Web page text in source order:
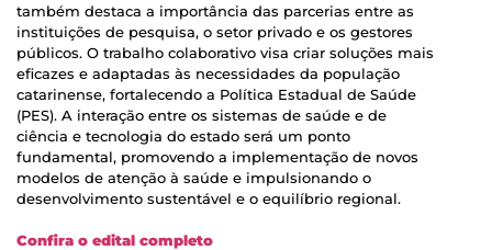
também destaca a importância das parcerias entre as
instituições de pesquisa, o setor privado e os gestores
públicos. O trabalho colaborativo visa criar soluções mais
eficazes e adaptadas às necessidades da população
catarinense, fortalecendo a Política Estadual de Saúde
(PES). A interação entre os sistemas de saúde e de
ciência e tecnologia do estado será um ponto
fundamental, promovendo a implementação de novos
modelos de atenção à saúde e impulsionando o
desenvolvimento sustentável e o equilíbrio regional.
Confira o edital completo